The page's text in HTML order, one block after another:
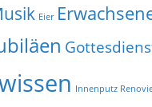
Eier
Innenputz